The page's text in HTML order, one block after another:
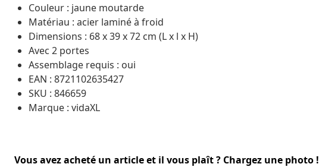
Couleur : jaune moutarde
Matériau : acier laminé à froid
Dimensions : 68 x 39 x 72 cm (L x l x H)
Avec 2 portes
Assemblage requis : oui
EAN : 8721102635427
SKU : 846659
Marque : vidaXL
Vous avez acheté un article et il vous plaît ? Chargez une photo !